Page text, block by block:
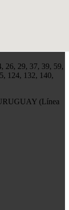
26, 29, 37, 39, 59,
124, 132, 140,
(Línea